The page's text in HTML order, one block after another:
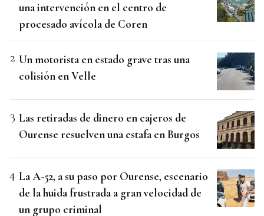
una intervención en el centro de
procesado avícola de Coren
Un motorista en estado grave tras una
colisión en Velle
Las retiradas de dinero en cajeros de
Ourense resuelven una estafa en Burgos
La A-52, a su paso por Ourense, escenario
de la huida frustrada a gran velocidad de
un grupo criminal